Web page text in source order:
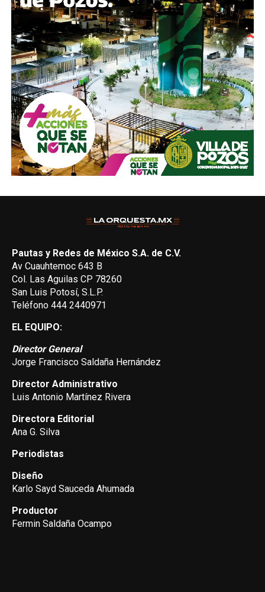
Pautas y Redes de México S.A. de C.V.
Av Cuauhtemoc 643 B
Col. Las Aguilas CP 78260
San Luis Potosí, S.L.P.
Teléfono 444 2440971
EL EQUIPO:
Director General
Jorge Francisco Saldaña Hernández
Director Administrativo
Luis Antonio Martínez Rivera
Directora Editorial
Ana G. Silva
Periodistas
Diseño
Karlo Sayd Sauceda Ahumada
Productor
Fermin Saldaña Ocampo